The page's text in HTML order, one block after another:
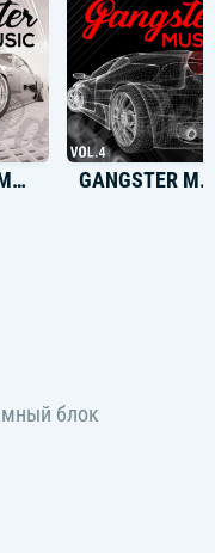
GANGSTER MUSIC, Vol. 6 GANGSTER MUSIC, Vol. 4